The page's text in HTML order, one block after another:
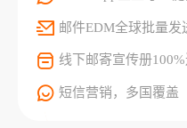
邮件EDM全球批量发
线下邮寄宣传册
短信营销，多国覆盖